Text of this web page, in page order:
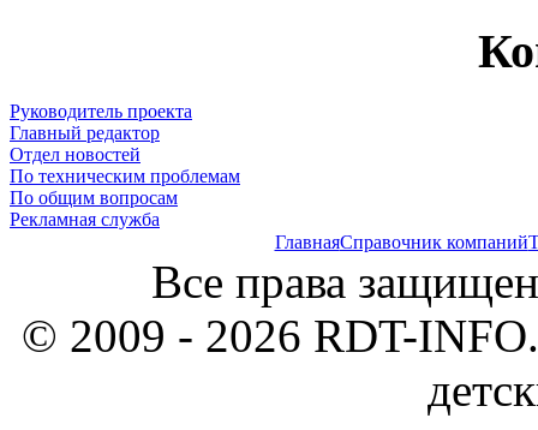
Руководитель проекта
Главный редактор
Отдел новостей
По техническим проблемам
По общим вопросам
Рекламная служба
ГлавнаяСправочник компаний
Все права
© 2009 - 2026 RDT-